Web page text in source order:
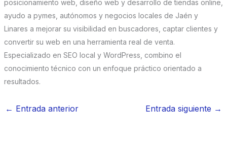
posicionamiento web, diseño web y desarrollo de tiendas online,
ayudo a pymes, autónomos y negocios locales de Jaén y
Linares a mejorar su visibilidad en buscadores, captar clientes y
convertir su web en una herramienta real de venta.
Especializado en SEO local y WordPress, combino el
conocimiento técnico con un enfoque práctico orientado a
resultados.
← Entrada anterior Entrada siguiente →